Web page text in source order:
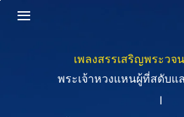
เพลงสรรเสริญพระวจ
พระเจ้าหวงแหนผู้ที่สดับแ
I